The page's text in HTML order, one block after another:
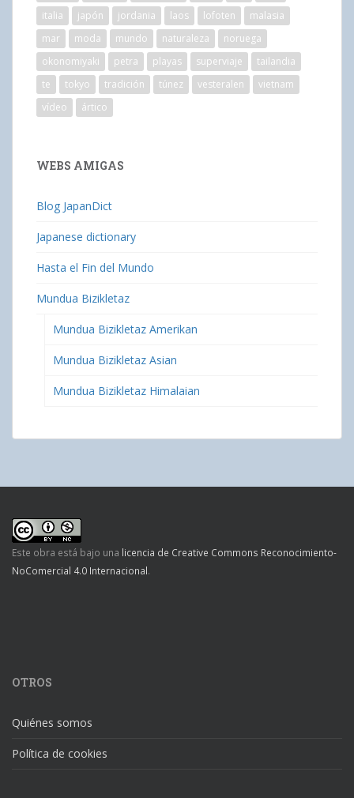
italia
japón jordania laos lofoten
malasia
mar
moda mundo naturaleza
noruega
okonomiyaki
petra playas superviaje
tailandia
te
tokyo tradición túnez vesteralen
vietnam
vídeo
ártico
WEBS AMIGAS
Blog JapanDict
Japanese dictionary
Hasta el Fin del Mundo
Mundua Bizikletaz
Mundua Bizikletaz Amerikan
Mundua Bizikletaz Asian
Mundua Bizikletaz Himalaian
Este obra está bajo una licencia de Creative Commons Reconocimiento-
NoComercial 4.0 Internacional.
OTROS
Quiénes somos
Política de cookies